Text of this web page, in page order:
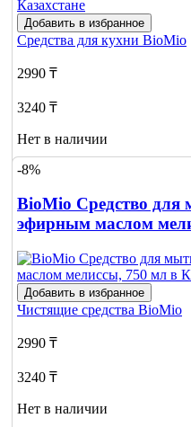
Добавить в избранное
Средства для кухни BioMio
2990 ₸
3240 ₸
Нет в наличии
Сообщить
-8%
BioMio Средство для
эфирным маслом
Добавить в избранное
Чистящие средства BioMio
2990 ₸
3240 ₸
Нет в наличии